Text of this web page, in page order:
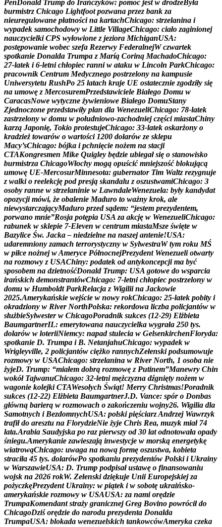
PenDonald Trump do Irańczyków: pomoc jest w drodzeByła
burmistrz Chicago Lightfoot pozwana przez bank za
nieuregulowane płatności na kartachChicago: strzelanina i
wypadek samochodowy w Little VillageChicago: ciało zaginionej
nauczycielki CPS wyłowione z jeziora MichiganUSA:
postępowanie wobec szefa Rezerwy FederalnejW czwartek
spotkanie Donalda Trumpa z Maríą Coriną MachadoChicago:
27-latek i 6-letni chłopiec ranni w ataku w Lincoln ParkChicago:
pracownik Centrum Medycznego postrzelony na kampusie
Uniwersytetu RushPo 25 latach kraje UE ostatecznie zgodziły się
na umowę z MercosuremPrzedstawiciele Białego Domu w
CaracasNowe wytyczne żywieniowe Białego DomuStany
Zjednoczone przedstawiły plan dla WenezueliChicago: 78-latek
zastrzelony w domu w południowo-zachodniej części miastaChiny
karzą Japonię, Tokio protestujeChicago: 33-latek oskarżony o
kradzież towarów o wartości 1200 dolarów ze sklepu
Macy’sChicago: bójka i pchnięcie nożem na stacji
CTAKongresmen Mike Quigley będzie ubiegał się o stanowisko
burmistrza ChicagoWłochy mogą opuścić mniejszość blokującą
umowę UE-MercosurMinnesota: gubernator Tim Waltz rezygnuje
z walki o reelekcję pod presją skandalu z oszustwamiChicago: 3
osoby ranne w strzelaninie w LawndaleWenezuela: były kandydat
opozycji mówi, że obalenie Maduro to ważny krok, ale
niewystarczającyMaduro przed sądem: “jestem prezydentem,
porwano mnie”Rosja potępia USA za akcję w WenezueliChicago:
rabunek w sklepie 7-Eleven w centrum miastaMsze święte w
Bazylice Św. Jacka – niedzielne na naszej antenie!USA:
udaremniony zamach terrorystyczny w SylwestraW tym roku MŚ
w piłce nożnej wAmeryce PółnocnejPrezydent Wenezueli otwarty
na rozmowy z USAChiny: podatek od antykoncepcji ma być
sposobem na dzietnośćDonald Trump: USA gotowe do wsparcia
irańskich demonstrantówChicago: 7-letni chłopiec postrzelony w
domu w Humboldt ParkRelacja z Wigilii na Jackowie
2025.Amerykańskie wejście w nowy rokChicago: 25-latek pobity i
okradziony w River NorthPolska: rekordowa liczba policjantów w
służbieSylwester w ChicagoPoradnik sukces (12-29) Elżbieta
BaumgartnerIL: emerytowana nauczycielka wygrała 250 tys.
dolarów w loteriiNiemcy: napad stulecia w GelsenkirchenFloryda:
spotkanie D. Trumpa i B. NetanjahuChicago: wypadek w
Wrigleyville, 2 policjantów ciężko rannychZełenski podsumowuje
rozmowy w USAChicago: strzelanina w River North, 1 osoba nie
żyjeD. Trump: “miałem dobrą rozmowę z Putinem”Manewry Chin
wokół TajwanuChicago: 32-letni mężczyzna dźgnięty nożem w
wagonie kolejki CTAWesołych Świąt! Merry Christmas!Poradnik
sukces (12-22) Elżbieta BaumgartnerJ.D. Vance: spór o Donbas
główną barierą w rozmowach o zakończeniu wojny26. Wigilia dla
Samotnych i BezdomnychUSA: polski pięściarzAndrzej Wawrzyk
trafił do aresztu na FlorydzieNie żyje Chris Rea, muzyk miał 74
lata.Arabia Saudyjska po raz pierwszy od 30 lat odnotowała opady
śniegu.Amerykanie zawieszają inwestycje w morską energetykę
wiatrowąChicago: uwaga na nową formę oszustwa, kobieta
straciła 45 tys. dolarówPo spotkaniu prezydentów Polski i Ukrainy
w WarszawieUSA: D. Trump podpisał ustawę o finansowaniu
wojsk na 2026 rokW. Zełenski dziękuje Unii Europejskiej za
pożyczkęPrezydent Ukrainy: w piątek i w sobotę ukraińsko-
amerykańskie rozmowy w USAUSA: za nami orędzie
TrumpaKomendant straży granicznej Greg Bovino powrócił do
ChicagoDziś orędzie do narodu prezydenta Donalda
TrumpaUSA: blokada wenezuelskich tankowcówAmeryka czeka